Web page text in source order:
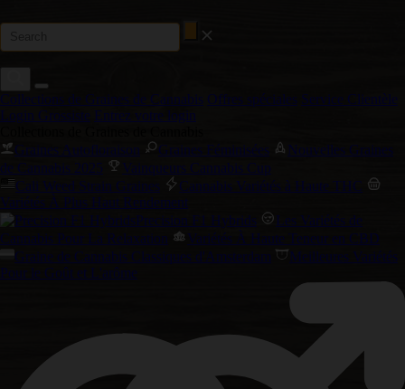
Collections de Graines de Cannabis Offres spéciales Service Clientèle
Login Grossiste Entrez votre login
Graines Autofloraison
Graines Féminisées
Nouvelles Graines
de Cannabis 2025
Vainqueurs Cannabis Cup
Cali Weed Strain Graines
Cannabis Variétés à Haute THC
Variétés À Plus Haut Rendement
Precision F1 Hybrids
Les Variétés de
Cannabis Pour La Relaxation
Variétés À Haute Teneur en CBD
Graine de Cannabis Classiques d'Amsterdam
Meilleures Variétés
Pour le Goût et L'arôme